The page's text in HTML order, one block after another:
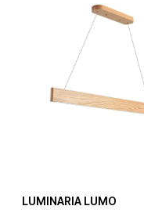
LUMINARIA LUMO